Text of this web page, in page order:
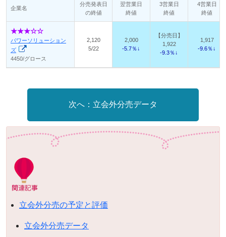
企業名
分売発表日
の終値
翌営業日
終値
3営業日
終値
4営業日
終値
パワーソリューション
ズ
4450/グロース
2,120
5/22
2,000
-5.7％↓
【分売日】
1,922
-9.3％↓
1,917
-9.6％↓
立会外分売データ
立会外分売の予定と評価
立会外分売データ